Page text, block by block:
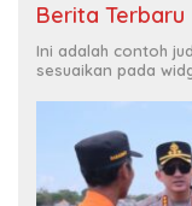
Berita Terbaru
Ini adalah contoh
sesuaikan pada